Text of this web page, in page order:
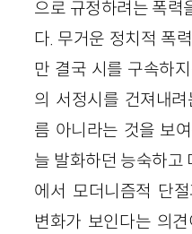
으로 규정하려는 폭력
다. 무거운 정치적 폭
만 결국 시를 구속하
의 서정시를 건져내
름 아니라는 것을 보
늘 발화하던 능숙하고
에서 모더니즘적 단
변화가 보인다는 의